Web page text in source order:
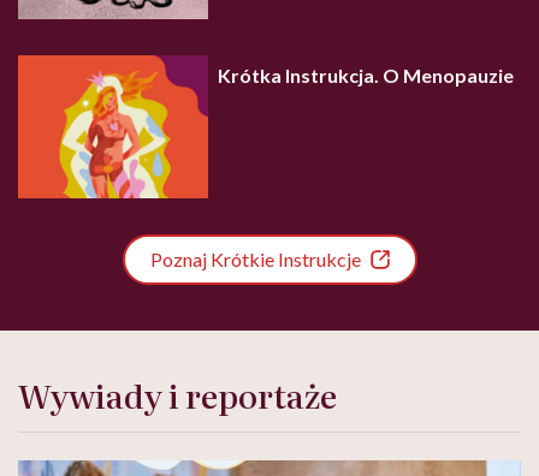
Krótka Instrukcja. O Menopauzie
Poznaj Krótkie Instrukcje
Wywiady i reportaże